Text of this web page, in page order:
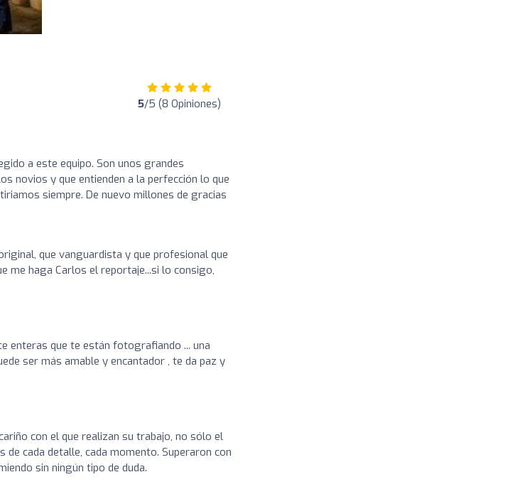
5/5 (8 Opiniones)
a este equipo. Son unos grandes
novios y que entienden a la perfección lo que
siempre. De nuevo millones de gracias
que vanguardista y que profesional que
me haga Carlos el reportaje...si lo consigo,
enteras que te están fotografiando ... una
ser más amable y encantador , te da paz y
con el que realizan su trabajo, no sólo el
cada detalle, cada momento. Superaron con
sin ningún tipo de duda.